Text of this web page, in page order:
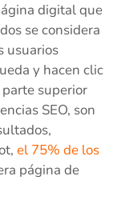
digital que
se considera
usuarios
y hacen clic
superior
SEO, son
el 75% de los
página de